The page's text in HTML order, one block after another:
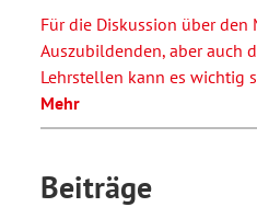
Für die Diskussion über den
Auszubildenden, aber auch
Lehrstellen kann es wichtig
Mehr
Beiträge